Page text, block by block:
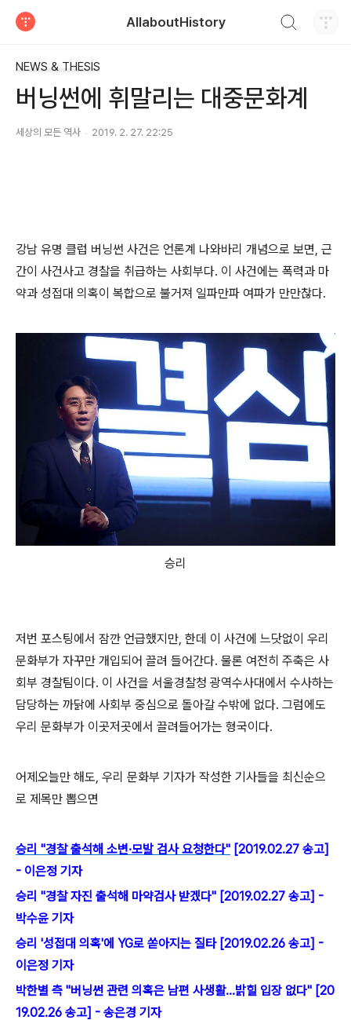
AllaboutHistory
NEWS & THESIS
버닝썬에 휘말리는 대중문화계
세상의 모든 역사 2019. 2. 27. 22:25
강남 유명 클럽 버닝썬 사건은 언론계 나와바리 개념으로 보면, 근
간이 사건사고 경찰을 취급하는 사회부다. 이 사건에는 폭력과 마
약과 성접대 의혹이 복합으로 불거져 일파만파 여파가 만만찮다.
승리
저번 포스팅에서 잠깐 언급했지만, 한데 이 사건에 느닷없이 우리
문화부가 자꾸만 개입되어 끌려 들어간다. 물론 여전히 주축은 사
회부 경찰팀이다. 이 사건을 서울경찰청 광역수사대에서 수사하는
담당하는 까닭에 사회부 중심으로 돌아갈 수밖에 없다. 그럼에도
우리 문화부가 이곳저곳에서 끌려들어가는 형국이다.
어제오늘만 해도, 우리 문화부 기자가 작성한 기사들을 최신순으
로 제목만 뽑으면
승리 "경찰 출석해 소변·모발 검사 요청한다" [2019.02.27 송고]
- 이은정 기자
승리 "경찰 자진 출석해 마약검사 받겠다" [2019.02.27 송고] -
박수윤 기자
승리 '성접대 의혹'에 YG로 쏟아지는 질타 [2019.02.26 송고] -
이은정 기자
박한별 측 "버닝썬 관련 의혹은 남편 사생활…밝힐 입장 없다" [20
19.02.26 송고] - 송은경 기자